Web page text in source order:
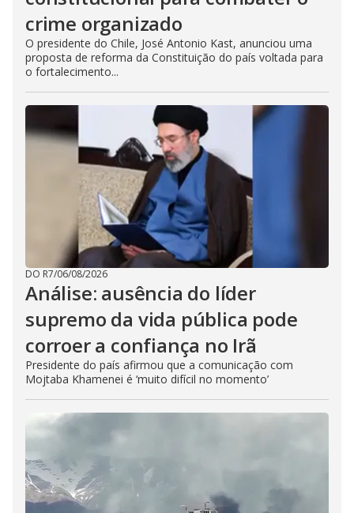
crime organizado
O presidente do Chile, José Antonio Kast, anunciou uma
proposta de reforma da Constituição do país voltada para
o fortalecimento...
DO R7/06/08/2026
Análise: ausência do líder
supremo da vida pública pode
corroer a confiança no Irã
Presidente do país afirmou que a comunicação com
Mojtaba Khamenei é ‘muito difícil no momento’